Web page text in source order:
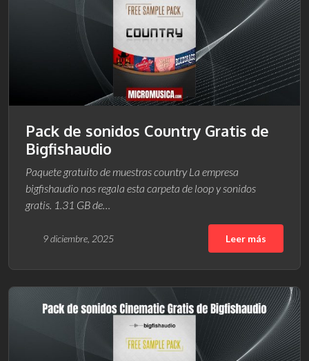
Pack de sonidos Country Gratis de
Bigfishaudio
Paquete gratuito de muestras country La empresa
bigfishaudio nos regala esta carpeta de loop y sonidos
gratis. 1.31 GB de…
9 diciembre, 2025 Leer más